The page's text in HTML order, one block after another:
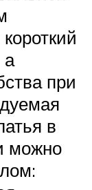
а
при
в
можно